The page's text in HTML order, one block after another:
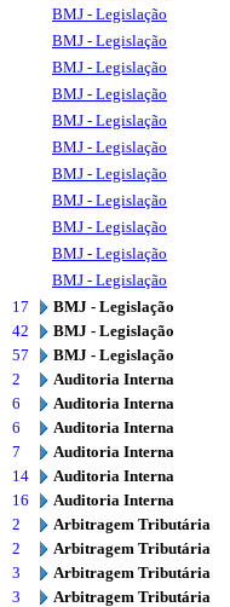
BMJ - Legislação
BMJ - Legislação
BMJ - Legislação
BMJ - Legislação
BMJ - Legislação
BMJ - Legislação
BMJ - Legislação
BMJ - Legislação
BMJ - Legislação
BMJ - Legislação
BMJ - Legislação
17
BMJ - Legislação
42
BMJ - Legislação
57
BMJ - Legislação
2
Auditoria Interna
6
Auditoria Interna
6
Auditoria Interna
7
Auditoria Interna
14
Auditoria Interna
16
Auditoria Interna
2
Arbitragem Tributária
2
Arbitragem Tributária
3
Arbitragem Tributária
3
Arbitragem Tributária